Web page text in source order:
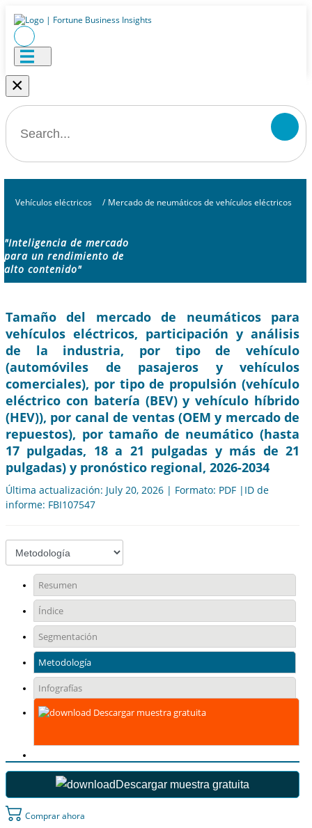
×
Vehículos eléctricos / Mercado de neumáticos de vehículos eléctricos
"Inteligencia de mercado
para un rendimiento de
alto contenido"
Tamaño del mercado de neumáticos para
vehículos eléctricos, participación y análisis
de la industria, por tipo de vehículo
(automóviles de pasajeros y vehículos
comerciales), por tipo de propulsión (vehículo
eléctrico con batería (BEV) y vehículo híbrido
(HEV)), por canal de ventas (OEM y mercado de
repuestos), por tamaño de neumático (hasta
17 pulgadas, 18 a 21 pulgadas y más de 21
pulgadas) y pronóstico regional, 2026-2034
Última actualización: July 20, 2026 | Formato: PDF |ID de
informe: FBI107547
Resumen
Índice
Segmentación
Metodología
Infografías
Descargar muestra gratuita
Descargar muestra gratuita
Comprar ahora